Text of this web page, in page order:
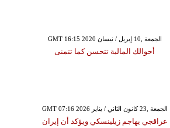
GMT 16:15 2020 الجمعة ,10 إبريل / نيسان
أحوالك المالية تتحسن كما تتمنى
GMT 07:16 2026 الجمعة ,23 كانون الثاني / يناير
عراقجي يهاجم زيلينسكي ويؤكد أن إيران